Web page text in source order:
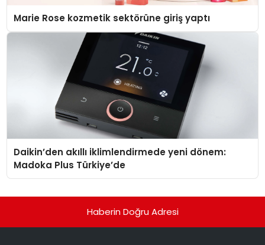
Marie Rose kozmetik sektörüne giriş yaptı
Daikin’den akıllı iklimlendirmede yeni dönem:
Madoka Plus Türkiye’de
Haberin Doğru Adresi